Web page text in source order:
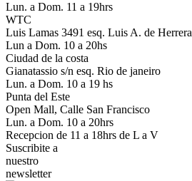
Lun. a Dom. 11 a 19hrs
WTC
Luis Lamas 3491 esq. Luis A. de Herrera
Lun a Dom. 10 a 20hs
Ciudad de la costa
Gianatassio s/n esq. Rio de janeiro
Lun. a Dom. 10 a 19 hs
Punta del Este
Open Mall, Calle San Francisco
Lun. a Dom. 10 a 20hrs
Recepcion de 11 a 18hrs de L a V
Suscribite a
nuestro
newsletter